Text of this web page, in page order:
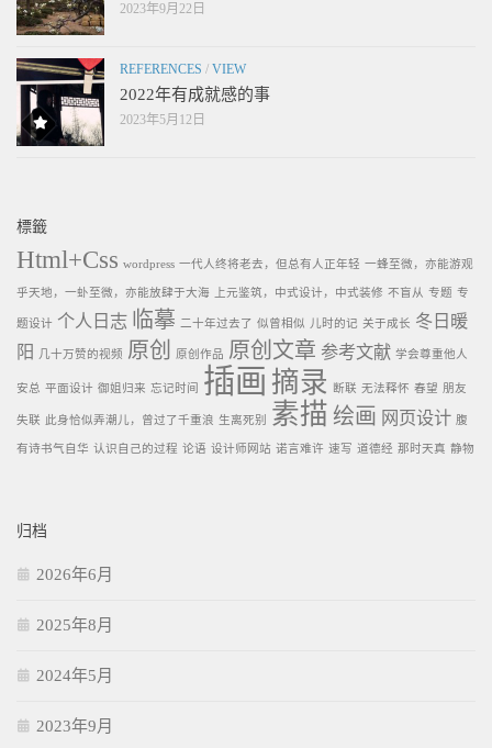
2023年9月22日
REFERENCES / VIEW
2022年有成就感的事
2023年5月12日
標籤
Html+Css wordpress 一代人终将老去，但总有人正年轻 一蜂至微，亦能游观
乎天地，一虲至微，亦能放肆于大海 上元鉴筑，中式设计，中式装修 不盲从 专题 专
题设计 个人日志 临摹 二十年过去了 似曾相似 儿时的记 关于成长 冬日暖
阳
几十万赞的视频 原创 原创作品 原创文章 参考文献 学会尊重他人
安总 平面设计 御姐归来 忘记时间 插画 摘录 断联 无法释怀 春望 朋友
失联 此身恰似弄潮儿，曾过了千重浪 生离死别 素描 绘画 网页设计 腹
有诗书气自华 认识自己的过程 论语 设计师网站 诺言难许 速写 道德经 那时天真 静物
归档
2026年6月
2025年8月
2024年5月
2023年9月